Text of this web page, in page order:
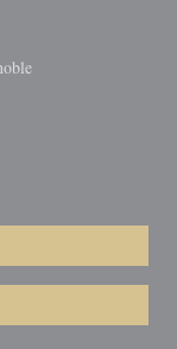
((åbner i et nyt